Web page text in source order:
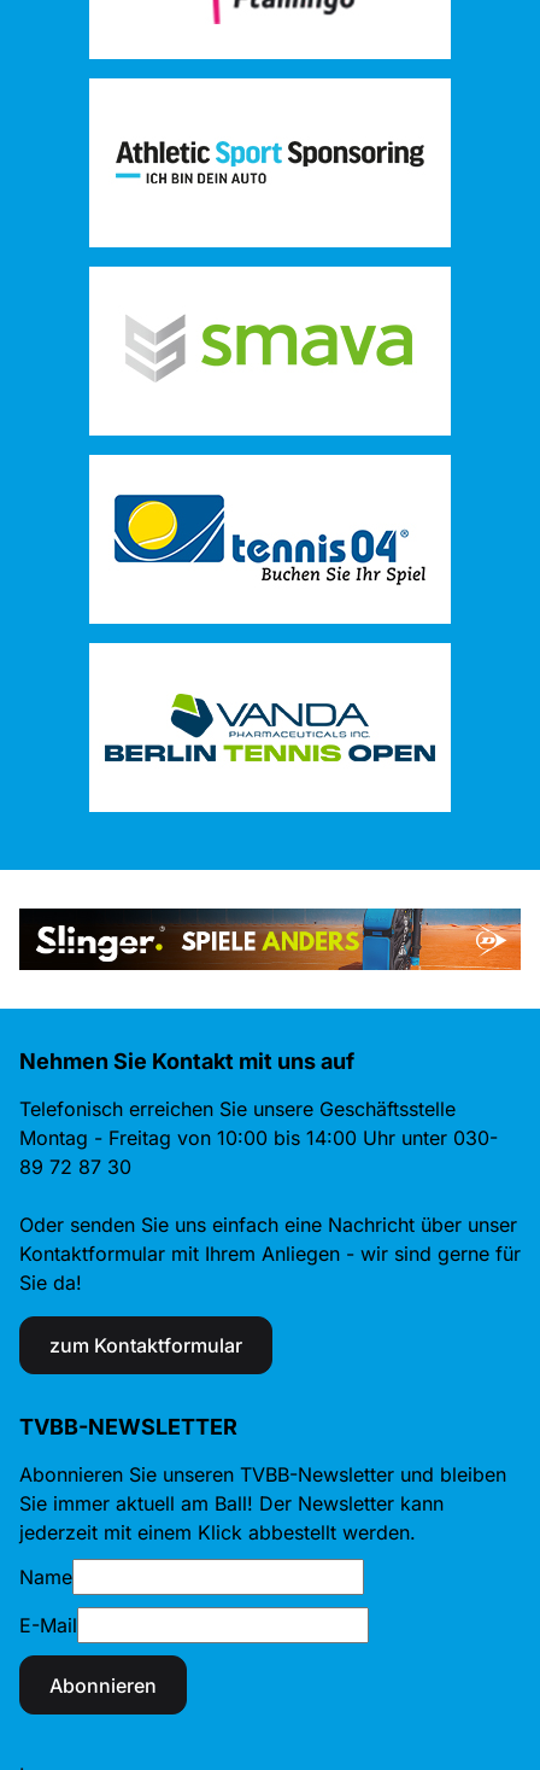
Nehmen Sie Kontakt mit uns auf
Telefonisch erreichen Sie unsere Geschäftsstelle
Montag - Freitag von 10:00 bis 14:00 Uhr unter 030-
89 72 87 30
Oder senden Sie uns einfach eine Nachricht über unser
Kontaktformular mit Ihrem Anliegen - wir sind gerne für
Sie da!
zum Kontaktformular
TVBB-NEWSLETTER
Abonnieren Sie unseren TVBB-Newsletter und bleiben
Sie immer aktuell am Ball! Der Newsletter kann
jederzeit mit einem Klick abbestellt werden.
Name
E-Mail
Abonnieren